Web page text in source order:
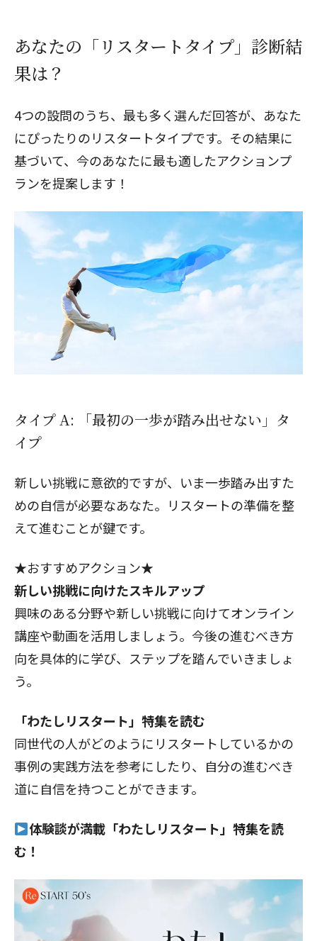
あなたの「リスタートタイプ」診断結
果は？
4つの設問のうち、最も多く選んだ回答が、あなた
にぴったりのリスタートタイプです。その結果に
基づいて、今のあなたに最も適したアクションプ
ランを提案します！
タイプ A: 「最初の一歩が踏み出せない」タ
イプ
新しい挑戦に意欲的ですが、いま一歩踏み出すた
めの自信が必要なあなた。リスタートの準備を整
えて進むことが鍵です。
★おすすめアクション★
新しい挑戦に向けたスキルアップ
興味のある分野や新しい挑戦に向けてオンライン
講座や動画を活用しましょう。今後の進むべき方
向を具体的に学び、ステップを踏んでいきましょ
う。
「わたしリスタート」特集を読む
同世代の人がどのようにリスタートしているかの
事例の実践方法を参考にしたり、自分の進むべき
道に自信を持つことができます。
体験談が満載「わたしリスタート」特集を読
む！